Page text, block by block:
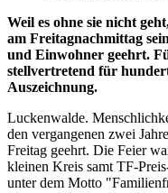
Weil es ohne sie nicht
am Freitagnachmittag
und Einwohner geehrt.
stellvertretend für
Auszeichnung.
Luckenwalde.
den vergangenen zwei
Freitag geehrt. Die Feier
kleinen Kreis samt TF-
unter dem Motto